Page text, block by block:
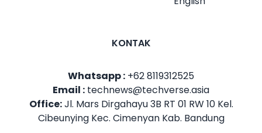
KONTAK
Whatsapp : +62 8119312525
Email : technews@techverse.asia
Office:Jl. Mars Dirgahayu 3B RT 01 RW 10 Kel.
Cibeunying Kec. Cimenyan Kab. Bandung